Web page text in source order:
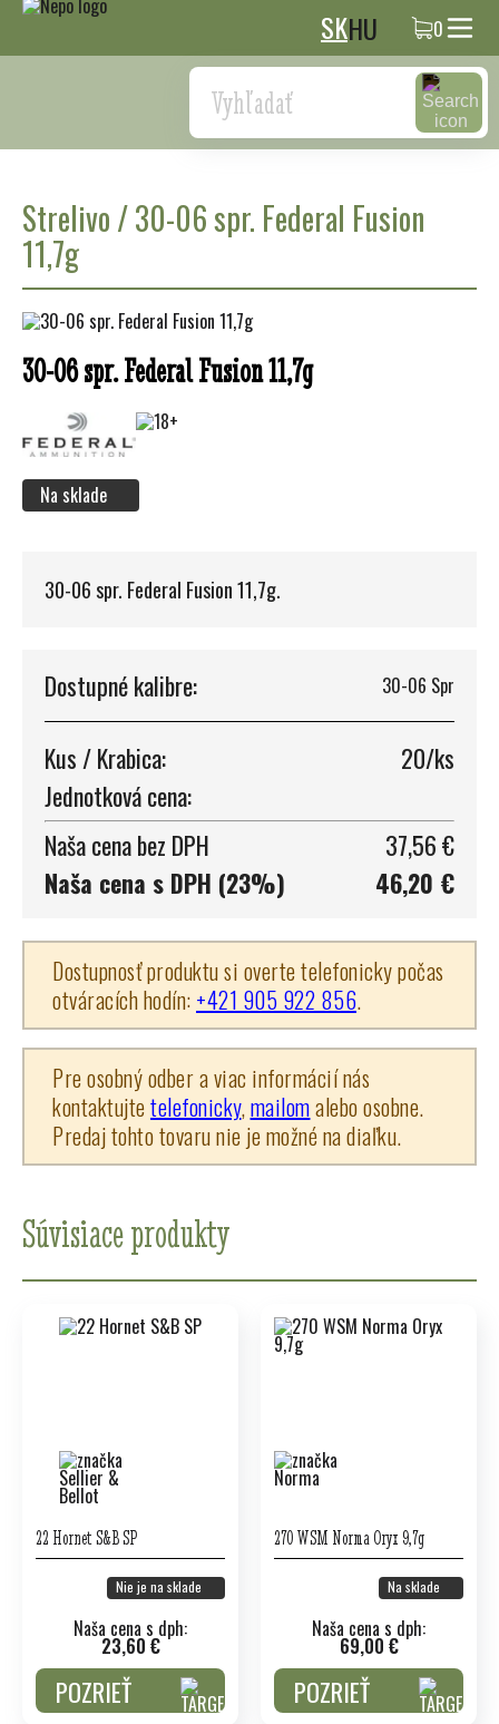
SKHU 0
Search
Strelivo/30-06 spr. Federal Fusion
11,7g
30-06 spr. Federal Fusion 11,7g
Na sklade
30-06 spr. Federal Fusion 11,7g.
Dostupné kalibre: 30-06 Spr
Kus / Krabica:
20/ks
Jednotková cena:
Naša cena bez DPH
37,56 €
Naša cena s DPH (23%)
46,20 €
Dostupnosť produktu si overte telefonicky počas
otváracích hodín: +421 905 922 856.
Pre osobný odber a viac informácií nás
kontaktujtetelefonicky,mailomalebo osobne.
Predaj tohto tovaru nie je možné na diaľku.
Súvisiace produkty
22 Hornet S&B SP
Nie je na sklade
Naša cena s dph:
23,60 €
POZRIEŤ
270 WSM Norma Oryx 9,7g
Na sklade
Naša cena s dph:
69,00 €
POZRIEŤ